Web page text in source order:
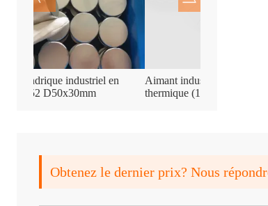
Aimant industriel à haute stabilité
thermique (120 °C)
Obtenez le dernier prix? Nous